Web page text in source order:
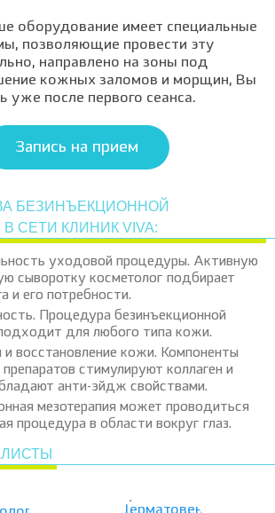
оборудование имеет специальные
позволяющие провести эту
направлено на зоны под
кожных заломов и морщин, Вы
уже после первого сеанса.
Запись на прием
БЕЗИНЪЕКЦИОННОЙ
СЕТИ КЛИНИК VIVA:
уходовой процедуры. Активную
сыворотку косметолог подбирает
и его потребности.
Процедура безинъекционной
для любого типа кожи.
и восстановление кожи. Компоненты
стимулируют коллаген и
анти-эйдж свойствами.
мезотерапия может проводиться
процедура в области вокруг глаз.